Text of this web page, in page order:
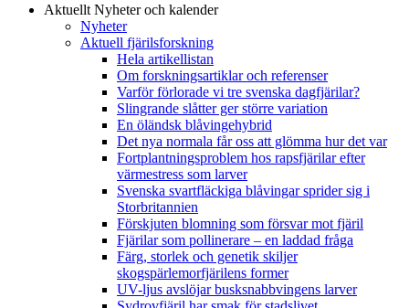
Aktuellt Nyheter och kalender
Nyheter
Aktuell fjärilsforskning
Hela artikellistan
Om forskningsartiklar och referenser
Varför förlorade vi tre svenska dagfjärilar?
Slingrande slåtter ger större variation
En öländsk blåvingehybrid
Det nya normala får oss att glömma hur det var
Fortplantningsproblem hos rapsfjärilar efter
värmestress som larver
Svenska svartfläckiga blåvingar sprider sig i
Storbritannien
Förskjuten blomning som försvar mot fjäril
Fjärilar som pollinerare – en laddad fråga
Färg, storlek och genetik skiljer
skogspärlemorfjärilens former
UV-ljus avslöjar busksnabbvingens larver